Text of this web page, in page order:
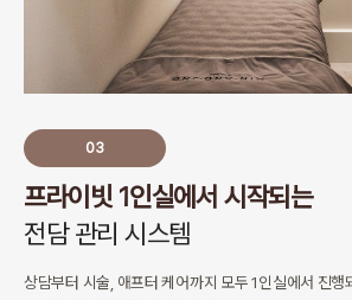
03
프라이빗 1인실에서 시작되는
전담 관리 시스템
상담부터 시술, 애프터 케어까지 모두 1인실에서 진행